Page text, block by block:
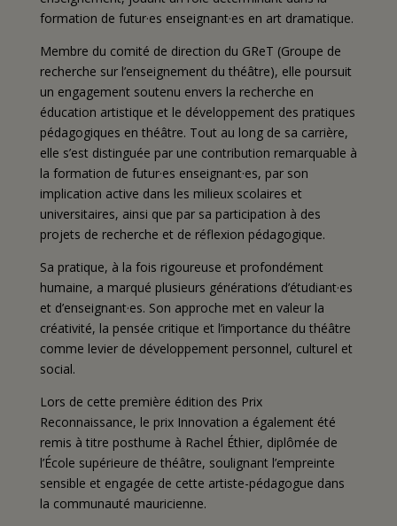
formation de futur·es enseignant·es en art dramatique.
Membre du comité de direction du GReT (Groupe de
recherche sur l’enseignement du théâtre), elle poursuit
un engagement soutenu envers la recherche en
éducation artistique et le développement des pratiques
pédagogiques en théâtre. Tout au long de sa carrière,
elle s’est distinguée par une contribution remarquable à
la formation de futur·es enseignant·es, par son
implication active dans les milieux scolaires et
universitaires, ainsi que par sa participation à des
projets de recherche et de réflexion pédagogique.
Sa pratique, à la fois rigoureuse et profondément
humaine, a marqué plusieurs générations d’étudiant·es
et d’enseignant·es. Son approche met en valeur la
créativité, la pensée critique et l’importance du théâtre
comme levier de développement personnel, culturel et
social.
Lors de cette première édition des Prix
Reconnaissance, le prix Innovation a également été
remis à titre posthume à Rachel Éthier, diplômée de
l’École supérieure de théâtre, soulignant l’empreinte
sensible et engagée de cette artiste-pédagogue dans
la communauté mauricienne.